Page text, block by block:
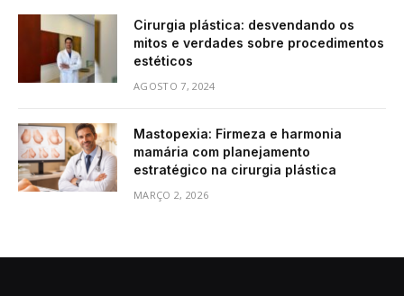
Cirurgia plástica: desvendando os
mitos e verdades sobre procedimentos
estéticos
AGOSTO 7, 2024
Mastopexia: Firmeza e harmonia
mamária com planejamento
estratégico na cirurgia plástica
MARÇO 2, 2026